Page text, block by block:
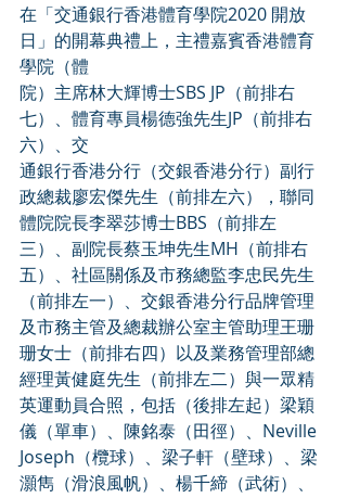
在「交通銀行香港體育學院2020 開放
日」的開幕典禮上，主禮嘉賓香港體育
學院（體
院）主席林大輝博士SBS JP（前排右
七）、體育專員楊德強先生JP（前排右
六）、交
通銀行香港分行（交銀香港分行）副行
政總裁廖宏傑先生（前排左六），聯同
體院院長李翠莎博士BBS（前排左
三）、副院長蔡玉坤先生MH（前排右
五）、社區關係及市務總監李忠民先生
（前排左一）、交銀香港分行品牌管理
及市務主管及總裁辦公室主管助理王珊
珊女士（前排右四）以及業務管理部總
經理黃健庭先生（前排左二）與一眾精
英運動員合照，包括（後排左起）梁穎
儀（單車）、陳銘泰（田徑）、Neville
Joseph（欖球）、梁子軒（壁球）、梁
灝雋（滑浪風帆）、楊千締（武術）、